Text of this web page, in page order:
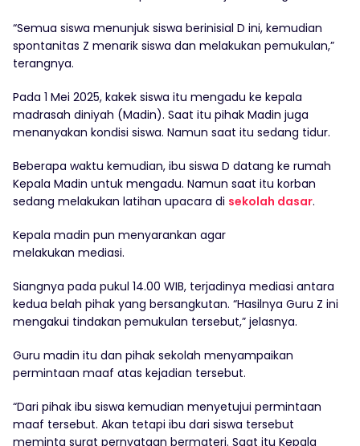
“Semua siswa menunjuk siswa berinisial D ini, kemudian
spontanitas Z menarik siswa dan melakukan pemukulan,”
terangnya.
Pada 1 Mei 2025, kakek siswa itu mengadu ke kepala
madrasah diniyah (Madin). Saat itu pihak Madin juga
menanyakan kondisi siswa. Namun saat itu sedang tidur.
Beberapa waktu kemudian, ibu siswa D datang ke rumah
Kepala Madin untuk mengadu. Namun saat itu korban
sedang melakukan latihan upacara di sekolah dasar.
Kepala madin pun menyarankan agar
melakukan mediasi.
Siangnya pada pukul 14.00 WIB, terjadinya mediasi antara
kedua belah pihak yang bersangkutan. “Hasilnya Guru Z ini
mengakui tindakan pemukulan tersebut,” jelasnya.
Guru madin itu dan pihak sekolah menyampaikan
permintaan maaf atas kejadian tersebut.
“Dari pihak ibu siswa kemudian menyetujui permintaan
maaf tersebut. Akan tetapi ibu dari siswa tersebut
meminta surat pernyataan bermateri. Saat itu Kepala